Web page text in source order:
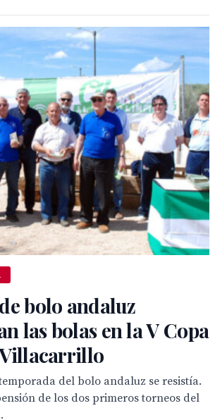
bolo andaluz
las bolas en la V Copa
del bolo andaluz se resistía.
de los dos primeros torneos del